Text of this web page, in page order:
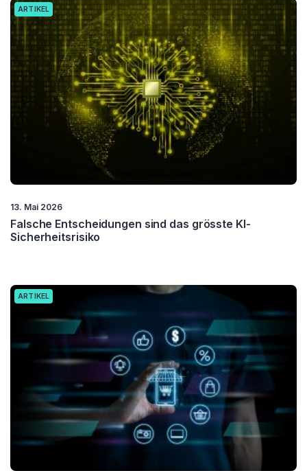
ARTIKEL
13. Mai 2026
Falsche Entscheidungen sind das grösste KI-
Sicherheitsrisiko
ARTIKEL